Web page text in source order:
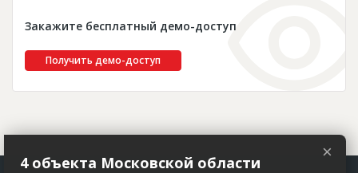
Закажите бесплатный демо-доступ
Получить демо-доступ
×
4 объекта Московской области